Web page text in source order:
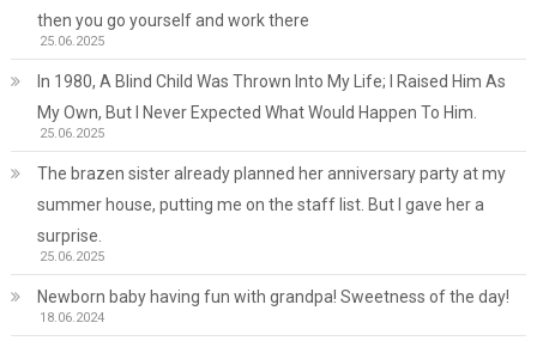
then you go yourself and work there
25.06.2025
In 1980, A Blind Child Was Thrown Into My Life; I Raised Him As
My Own, But I Never Expected What Would Happen To Him.
25.06.2025
The brazen sister already planned her anniversary party at my
summer house, putting me on the staff list. But I gave her a
surprise.
25.06.2025
Newborn baby having fun with grandpa! Sweetness of the day!
18.06.2024